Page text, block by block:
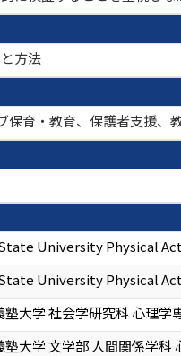
方法
育・教育、保護者支援、
University Physical
University Physical
塾大学 社会学研究科 心理学
塾大学 文学部 人間関係学科